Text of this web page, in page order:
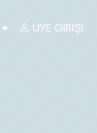
ÜYE GIRIŞI